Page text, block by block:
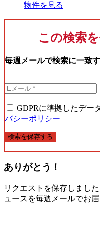
物件を見る
この検索
毎週メールで検索に一致
GDPRに準拠したデー
バシーポリシー
検索を保存する
ありがとう！
リクエストを保存しまし
ュースを毎週メールでお届